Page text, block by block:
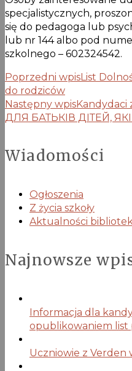
specjalistycznych,
się do pedagoga lub
lub nr 144 albo pod
szkolnego – 602324542.
Poprzedni wpisList
do rodziców
Następny wpis
ДЛЯ БАТЬКІВ ДІТЕЙ,
Wiadomości
Ogłoszenia
Z życia szkoły
Aktualności
Najnowsze
Informacja dla
opublikowaniem list
Uczniowie z Verden